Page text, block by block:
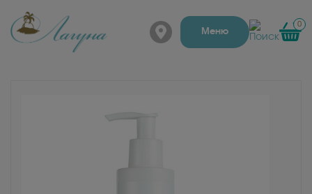
г. Барнаул,
Меню
0